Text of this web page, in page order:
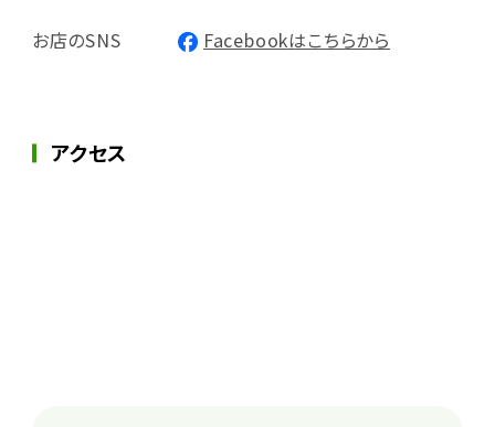
お店のSNS Facebookはこちらから
アクセス